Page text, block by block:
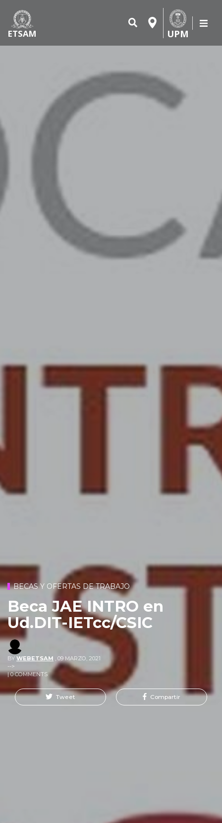
ETSAM UPM
BECAS Y OFERTAS DE TRABAJO
Beca JAE INTRO en
Ud.DIT-IETcc/CSIC
BY WEBETSAM
09 MARZO, 2021
-->
| 0 COMMENTS
Tweet Compartir